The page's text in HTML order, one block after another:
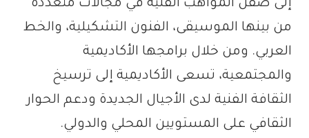
إلى صقل المواهب الفنية في مجالات متعددة
من بينها الموسيقى، الفنون التشكيلية، والخط
العربي. ومن خلال برامجها الأكاديمية
والمجتمعية، تسعى الأكاديمية إلى ترسيخ
الثقافة الفنية لدى الأجيال الجديدة ودعم الحوار
الثقافي على المستويين المحلي والدولي.